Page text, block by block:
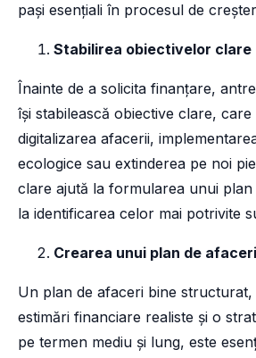
pași esențiali în procesul de
Stabilirea obiectivelor clare
Înainte de a solicita finanțare,
își stabilească obiective clare,
digitalizarea afacerii,
ecologice sau extinderea pe noi
clare ajută la formularea unui plan
la identificarea celor mai potrivite
Crearea unui plan de
Un plan de afaceri bine
estimări financiare realiste și o
pe termen mediu și lung, este